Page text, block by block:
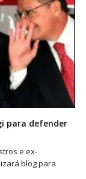
para defender
e ex-
blog para